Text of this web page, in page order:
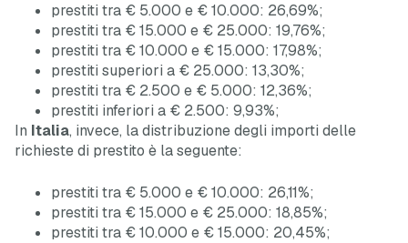
prestiti tra € 5.000 e € 10.000: 26,69%;
prestiti tra € 15.000 e € 25.000: 19,76%;
prestiti tra € 10.000 e € 15.000: 17,98%;
prestiti superiori a € 25.000: 13,30%;
prestiti tra € 2.500 e € 5.000: 12,36%;
prestiti inferiori a € 2.500: 9,93%;
In Italia, invece, la distribuzione degli importi delle
richieste di prestito è la seguente:
prestiti tra € 5.000 e € 10.000: 26,11%;
prestiti tra € 15.000 e € 25.000: 18,85%;
prestiti tra € 10.000 e € 15.000: 20,45%;